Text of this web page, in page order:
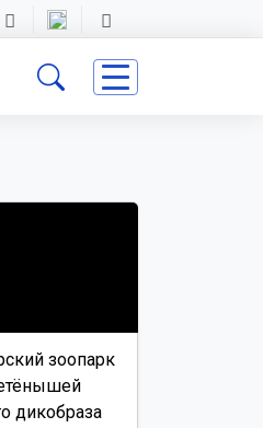
зоопарк
дикобраза